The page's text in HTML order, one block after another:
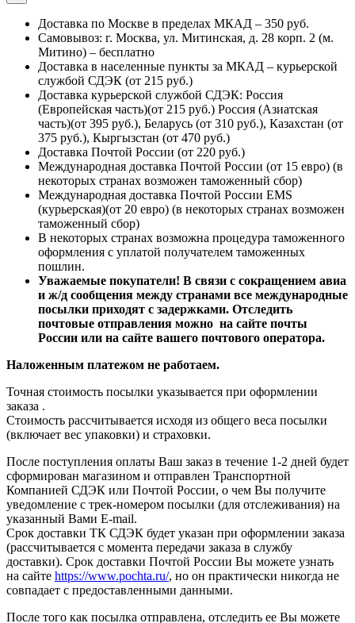
Доставка по Москве в пределах МКАД – 350 руб.
Самовывоз: г. Москва, ул. Митинская, д. 28 корп. 2 (м.
Митино) – бесплатно
Доставка в населенные пункты за МКАД – курьерской
службой СДЭК (от 215 руб.)
Доставка курьерской службой СДЭК: Россия
(Европейская часть)(от 215 руб.) Россия (Азиатская
часть)(от 395 руб.), Беларусь (от 310 руб.), Казахстан (от
375 руб.), Кыргызстан (от 470 руб.)
Доставка Почтой России (от 220 руб.)
Международная доставка Почтой России (от 15 евро) (в
некоторых странах возможен таможенный сбор)
Международная доставка Почтой России EMS
(курьерская)(от 20 евро) (в некоторых странах возможен
таможенный сбор)
В некоторых странах возможна процедура таможенного
оформления с уплатой получателем таможенных
пошлин.
Уважаемые покупатели! В связи с сокращением авиа
и ж/д сообщения между странами все международные
посылки приходят с задержками. Отследить
почтовые отправления можно на сайте почты
России или на сайте вашего почтового оператора.
Наложенным платежом не работаем.
Точная стоимость посылки указывается при оформлении
заказа .
Стоимость рассчитывается исходя из общего веса посылки
(включает вес упаковки) и страховки.
После поступления оплаты Ваш заказ в течение 1-2 дней будет
сформирован магазином и отправлен Транспортной
Компанией СДЭК или Почтой России, о чем Вы получите
уведомление с трек-номером посылки (для отслеживания) на
указанный Вами E-mail.
Срок доставки ТК СДЭК будет указан при оформлении заказа
(рассчитывается с момента передачи заказа в службу
доставки). Срок доставки Почтой России Вы можете узнать
на сайте https://www.pochta.ru/, но он практически никогда не
совпадает с предоставленными данными.
После того как посылка отправлена, отследить ее Вы можете